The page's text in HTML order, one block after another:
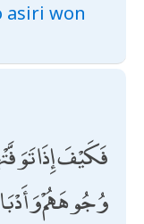
asiri won
فَكَيْفَ إِذَا
وُجُوهَهُمْ